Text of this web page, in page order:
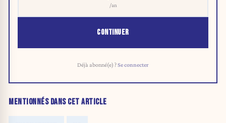
/an
CONTINUER
Déjà abonné(e) ?Se connecter
MENTIONNÉS DANS CET ARTICLE